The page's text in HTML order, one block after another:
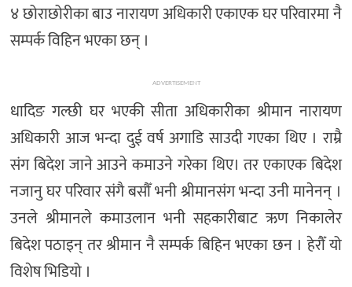
४ छोराछोरीका बाउ नारायण अधिकारी एकाएक घर परिवारमा नै
सम्पर्क विहिन भएका छन् ।
ADVERTISEMENT
धादिङ गल्छी घर भएकी सीता अधिकारीका श्रीमान नारायण
अधिकारी आज भन्दा दुई वर्ष अगाडि साउदी गएका थिए । राम्रै
संग बिदेश जाने आउने कमाउने गरेका थिए। तर एकाएक बिदेश
नजानु घर परिवार संगै बसौँ भनी श्रीमानसंग भन्दा उनी मानेनन् ।
उनले श्रीमानले कमाउलान भनी सहकारीबाट ऋण निकालेर
बिदेश पठाइन् तर श्रीमान नै सम्पर्क बिहिन भएका छन । हेरौँ यो
विशेष भिडियो ।